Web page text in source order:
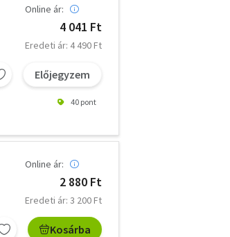
Online ár:
4 041 Ft
Eredeti ár: 4 490 Ft
Előjegyzem
40 pont
Online ár:
2 880 Ft
Eredeti ár: 3 200 Ft
Kosárba